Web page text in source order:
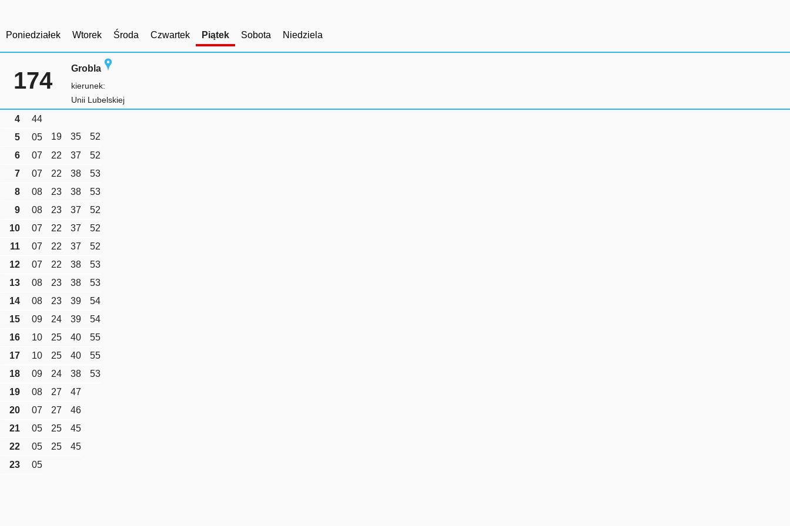
Poniedziałek Wtorek Środa Czwartek Piątek Sobota Niedziela
174 Grobla
kierunek:
Unii Lubelskiej
4
44
5
05 19 35
52
6
07 22 37
52
7
07 22 38
53
8
08 23 38
53
9
08 23 37
52
10
07 22 37
52
11
07 22 37
52
12
07 22 38
53
13
08 23 38
53
14
08 23 39
54
15
09 24 39
54
16
10 25 40
55
17
10 25 40
55
18
09 24 38
53
19
08 27
47
20
07 27
46
21
05 25
45
22
05 25
45
23
05